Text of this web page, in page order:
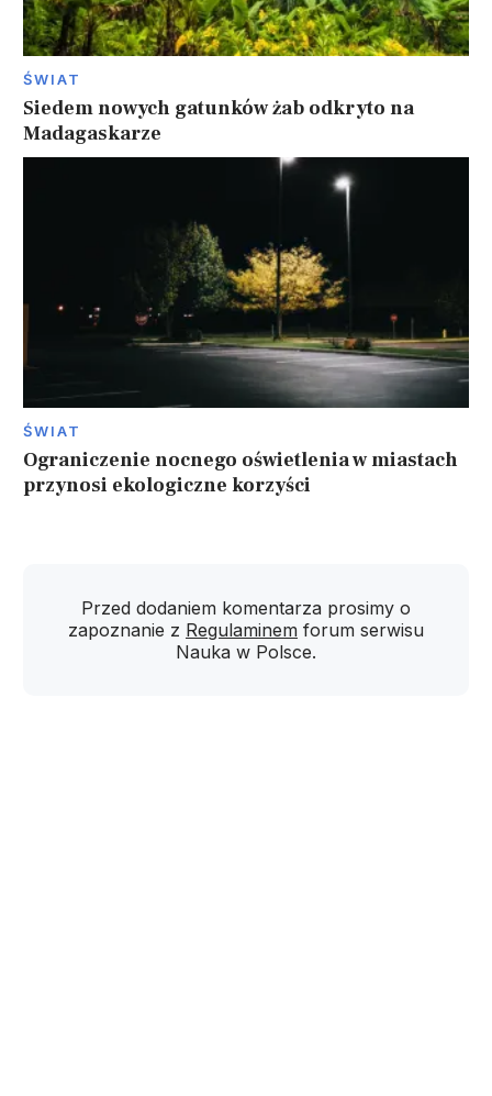
ŚWIAT
Siedem nowych gatunków żab odkryto na
Madagaskarze
ŚWIAT
Ograniczenie nocnego oświetlenia w miastach
przynosi ekologiczne korzyści
Przed dodaniem komentarza prosimy o
zapoznanie z Regulaminem forum serwisu
Nauka w Polsce.